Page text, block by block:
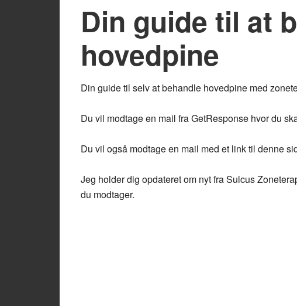
Din guide til at
hovedpine
Din guide til selv at behandle hovedpine med
Du vil modtage en mail fra GetResponse hvor du
Du vil også modtage en mail med et link til denne
Jeg holder dig opdateret om nyt fra Sulcus
du modtager.